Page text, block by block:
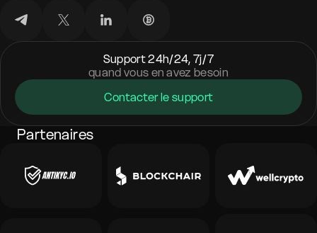
Support 24h/24, 7j/7
quand vous en avez besoin
Contacter le support
Partenaires